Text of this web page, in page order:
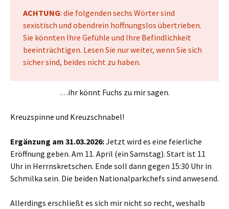
ACHTUNG: die folgenden sechs Wörter sind
sexistisch und obendrein hoffnungslos übertrieben.
Sie könnten Ihre Gefühle und Ihre Befindlichkeit
beeinträchtigen. Lesen Sie nur weiter, wenn Sie sich
sicher sind, beides nicht zu haben.
…ihr könnt Fuchs zu mir sagen.
Kreuzspinne und Kreuzschnabel!
Ergänzung am 31.03.2026:Jetzt wird es eine feierliche
Eröffnung geben. Am 11. April (ein Samstag). Start ist 11
Uhr in Herrnskretschen. Ende soll dann gegen 15:30 Uhr in
Schmilka sein. Die beiden Nationalparkchefs sind anwesend.
Allerdings erschließt es sich mir nicht so recht, weshalb